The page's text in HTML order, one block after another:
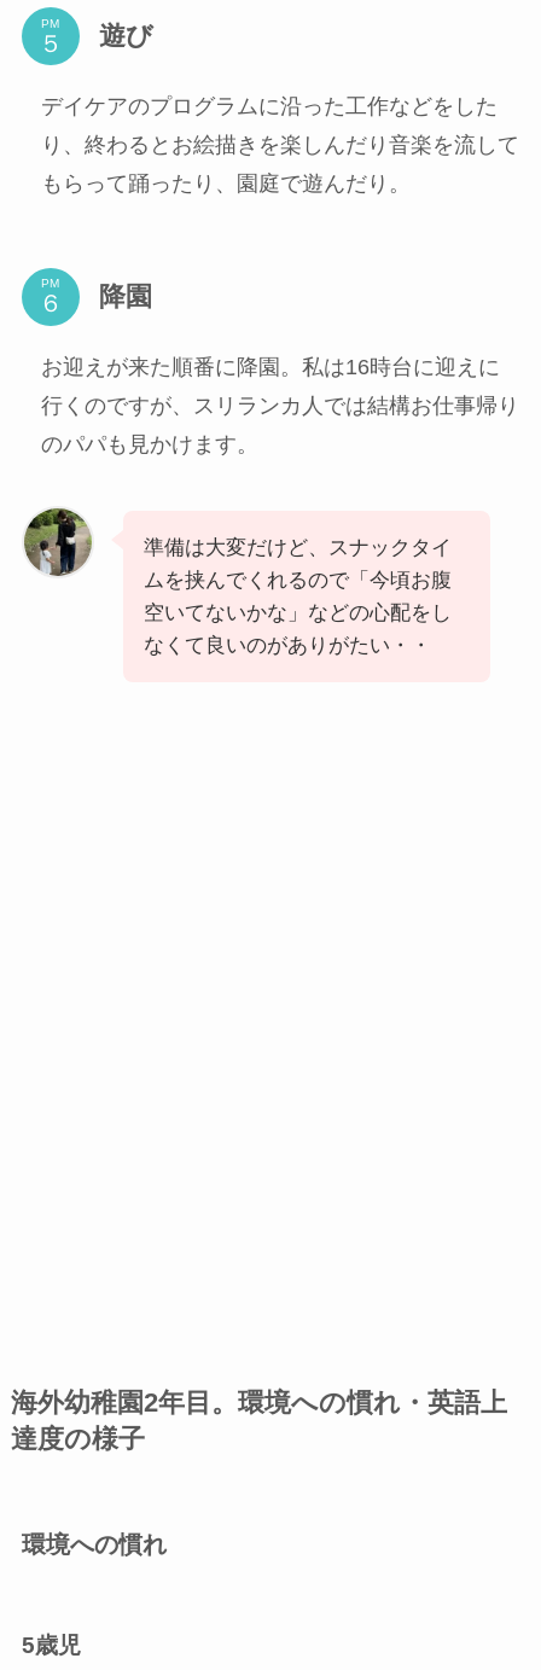
PM 遊び
デイケアのプログラムに沿った工作などをした
り、終わるとお絵描きを楽しんだり音楽を流して
もらって踊ったり、園庭で遊んだり。
PM 降園
お迎えが来た順番に降園。私は16時台に迎えに
行くのですが、スリランカ人では結構お仕事帰り
のパパも見かけます。
準備は大変だけど、スナックタイ
ムを挟んでくれるので「今頃お腹
空いてないかな」などの心配をし
なくて良いのがありがたい・・
海外幼稚園2年目。環境への慣れ・英語上
達度の様子
環境への慣れ
5歳児